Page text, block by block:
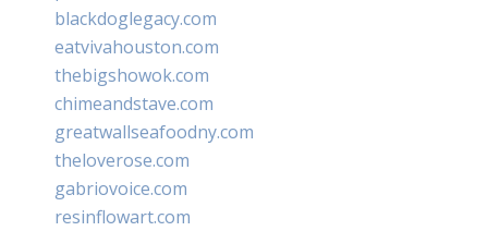
blackdoglegacy.com
eatvivahouston.com
thebigshowok.com
chimeandstave.com
greatwallseafoodny.com
theloverose.com
gabriovoice.com
resinflowart.com